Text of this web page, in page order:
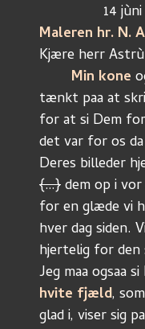
14
Maleren hr. N.
Kjære herr
Min kone
tænkt paa at
for at si Dem
det var for os
Deres billeder
{…} dem op i
for en glæde vi
hver dag siden.
hjertelig for den
Jeg maa ogsaa
hvite fjæld,
glad i, viser sig